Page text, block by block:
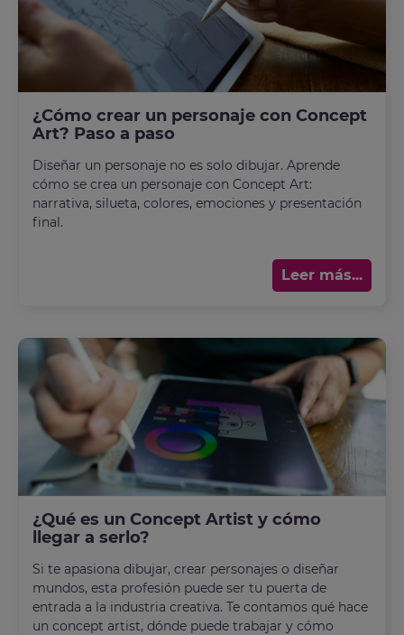
¿Cómo crear un personaje con Concept
Art? Paso a paso
Diseñar un personaje no es solo dibujar. Aprende
cómo se crea un personaje con Concept Art:
narrativa, silueta, colores, emociones y presentación
final.
Leer más...
¿Qué es un Concept Artist y cómo
llegar a serlo?
Si te apasiona dibujar, crear personajes o diseñar
mundos, esta profesión puede ser tu puerta de
entrada a la industria creativa. Te contamos qué hace
un concept artist, dónde puede trabajar y cómo